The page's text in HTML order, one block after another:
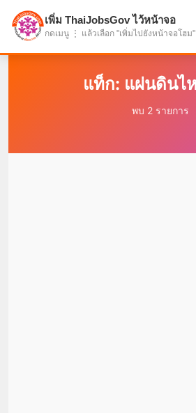
แบ่งปันโอกาส เพื่ออนาคตที่ก้าวหน้า
แท็ก: แผ่นดินไ
พบ 2 รายการ
เพิ่ม ThaiJobsGov ไว้หน้าจอ
กดเมนู ⋮ แล้วเลือก "เพิ่มไปยังหน้าจอโฮม"